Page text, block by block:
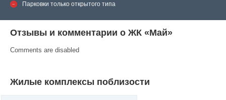
Парковки только открытого типа
Отзывы и комментарии о ЖК «Май»
Comments are disabled
Жилые комплексы поблизости